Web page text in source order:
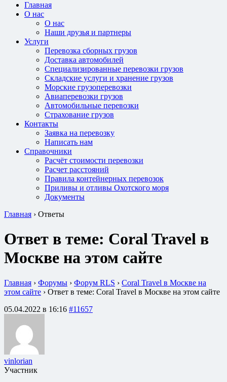
Главная
О нас
О нас
Наши друзья и партнеры
Услуги
Перевозка сборных грузов
Доставка автомобилей
Специализированные перевозки грузов
Складские услуги и хранение грузов
Морские грузоперевозки
Авиаперевозки грузов
Автомобильные перевозки
Страхование грузов
Контакты
Заявка на перевозку
Написать нам
Справочники
Расчёт стоимости перевозки
Расчет расстояний
Правила контейнерных перевозок
Приливы и отливы Охотского моря
Документы
Главная › Ответы
Ответ в теме: Coral Travel в
Москве на этом сайте
Главная › Форумы › Форум RLS › Coral Travel в Москве на
этом сайте › Ответ в теме: Coral Travel в Москве на этом сайте
05.04.2022 в 16:16 #11657
vinlorian
Участник